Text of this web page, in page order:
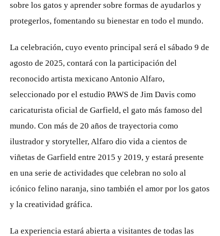
sobre los gatos y aprender sobre formas de ayudarlos y
protegerlos, fomentando su bienestar en todo el mundo.
La celebración, cuyo evento principal será el sábado 9 de
agosto de 2025, contará con la participación del
reconocido artista mexicano Antonio Alfaro,
seleccionado por el estudio PAWS de Jim Davis como
caricaturista oficial de Garfield, el gato más famoso del
mundo. Con más de 20 años de trayectoria como
ilustrador y storyteller, Alfaro dio vida a cientos de
viñetas de Garfield entre 2015 y 2019, y estará presente
en una serie de actividades que celebran no solo al
icónico felino naranja, sino también el amor por los gatos
y la creatividad gráfica.
La experiencia estará abierta a visitantes de todas las